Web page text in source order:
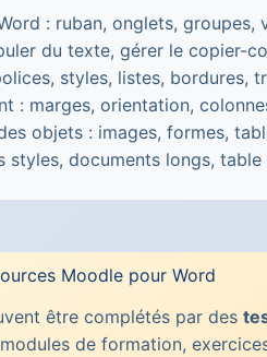
: ruban, onglets, groupes,
du texte, gérer le copier-
styles, listes, bordures,
: marges, orientation,
objets : images, formes,
styles, documents longs,
Moodle pour Word
être complétés par des
de formation,